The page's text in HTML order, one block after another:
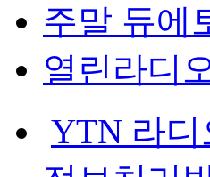
주말 듀에
열린라디
YTN 라디